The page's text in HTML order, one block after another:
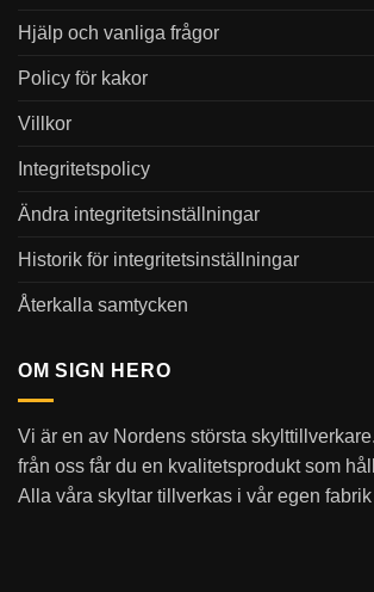
Hjälp och vanliga frågor
Policy för kakor
Villkor
Integritetspolicy
Ändra integritetsinställningar
Historik för integritetsinställningar
Återkalla samtycken
OM SIGN HERO
Vi är en av Nordens största
från oss får du en kvalitetsprodukt som
Alla våra skyltar tillverkas i vår egen